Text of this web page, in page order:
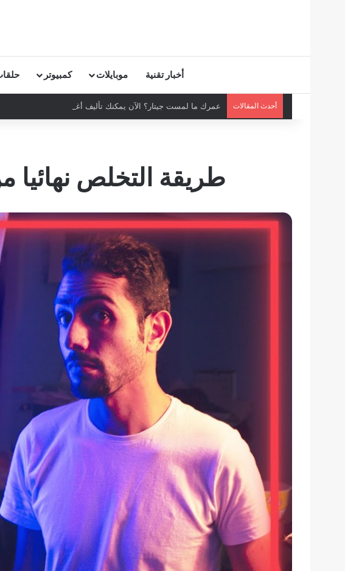
أخبار تقنية موبايلات كمبيوتر
أحدث المقالات عمرك ما لمست جيتار؟ الآن يمكنك تأليف أغنية كاملة في دقائق!
طريقة التخلص